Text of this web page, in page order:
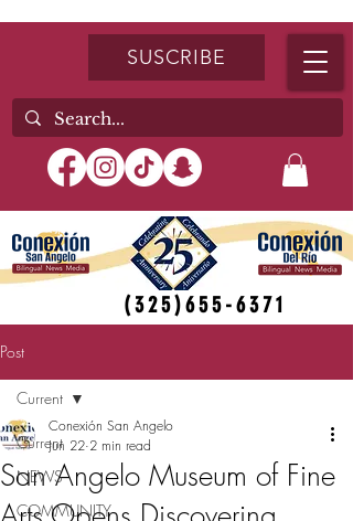
SUSCRIBE
(325)655-6371
Post
Current
NEWS
COMMUNITY
Current
San Angelo Museum of Fine
Conexión San Angelo
Jun 22 2 min read